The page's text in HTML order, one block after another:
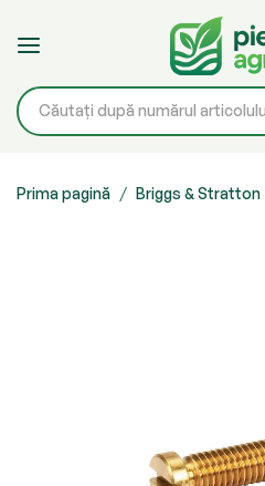
la
Prima pagină Briggs & Stratton